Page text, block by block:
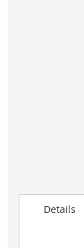
Details